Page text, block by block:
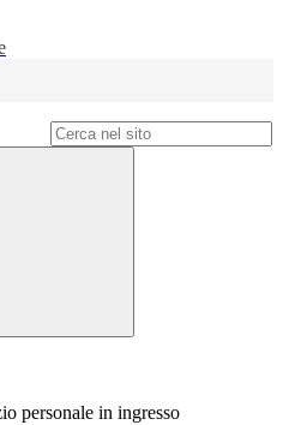
personale in ingresso